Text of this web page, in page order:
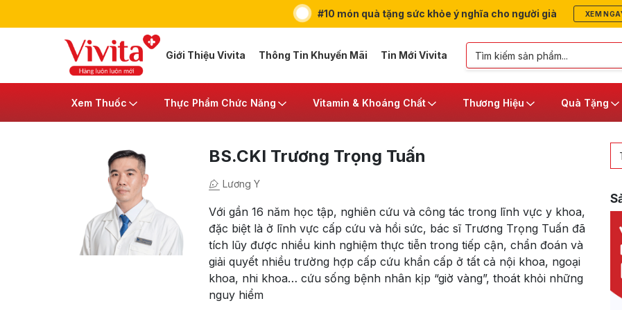
#10 món quà tặng sức khỏe ý nghĩa cho người già XEM
Giới Thiệu Vivita Thông Tin Khuyến Mãi Tin Mới Vivita
Xem Thuốc Thực Phẩm Chức Năng Vitamin & Khoáng Chất Thương Hiệu Quà Tặng
BS.CKI Trương Trọng Tuấn
Lương Y
Với gần 16 năm học tập, nghiên cứu và công tác trong lĩnh vực y khoa,
đặc biệt là ở lĩnh vực cấp cứu và hồi sức, bác sĩ Trương Trọng Tuấn đã
tích lũy được nhiều kinh nghiệm thực tiễn trong tiếp cận, chẩn đoán và
giải quyết nhiều trường hợp cấp cứu khẩn cấp ở tất cả nội khoa, ngoại
khoa, nhi khoa… cứu sống bệnh nhân kịp “giờ vàng”, thoát khỏi những
nguy hiểm